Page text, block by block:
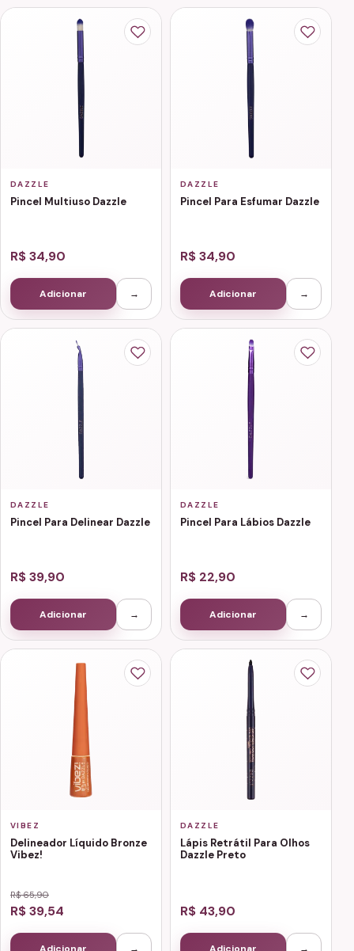
DAZZLE
Pincel Multiuso Dazzle
R$ 34,90
Adicionar →
DAZZLE
Pincel Para Esfumar Dazzle
R$ 34,90
Adicionar →
DAZZLE
Pincel Para Delinear Dazzle
R$ 39,90
Adicionar →
DAZZLE
Pincel Para Lábios Dazzle
R$ 22,90
Adicionar →
VIBEZ
Delineador Líquido Bronze
Vibez!
R$ 65,90
R$ 39,54
DAZZLE
Lápis Retrátil Para Olhos
Dazzle Preto
R$ 43,90